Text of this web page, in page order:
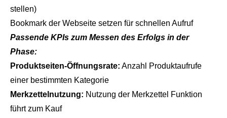
stellen)
Bookmark der Webseite setzen für schnellen Aufruf
Passende KPIs zum Messen des Erfolgs in der
Phase:
Produktseiten-Öffnungsrate: Anzahl Produktaufrufe
einer bestimmten Kategorie
Merkzettelnutzung: Nutzung der Merkzettel Funktion
führt zum Kauf